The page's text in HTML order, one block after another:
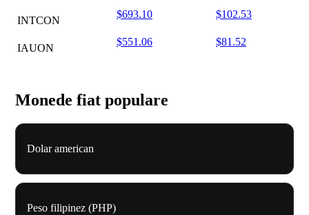
INTCON
$693.10 $102.53
IAUON
$551.06 $81.52
Monede fiat populare
Dolar american
Peso filipinez (PHP)